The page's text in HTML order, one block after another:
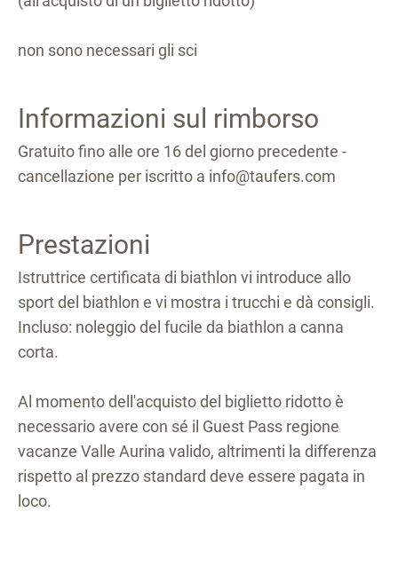
non sono necessari gli sci
Informazioni sul rimborso
Gratuito fino alle ore 16 del giorno precedente -
cancellazione per iscritto a info@taufers.com
Prestazioni
Istruttrice certificata di biathlon vi introduce allo
sport del biathlon e vi mostra i trucchi e dà consigli.
Incluso: noleggio del fucile da biathlon a canna
corta.
Al momento dell'acquisto del biglietto ridotto è
necessario avere con sé il Guest Pass regione
vacanze Valle Aurina valido, altrimenti la differenza
rispetto al prezzo standard deve essere pagata in
loco.